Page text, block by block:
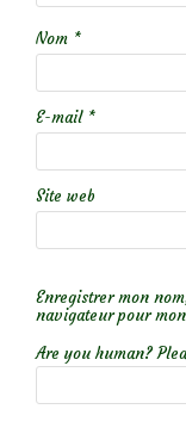
Nom *
E-mail *
Site web
Enregistrer mon
navigateur pour
Are you human?